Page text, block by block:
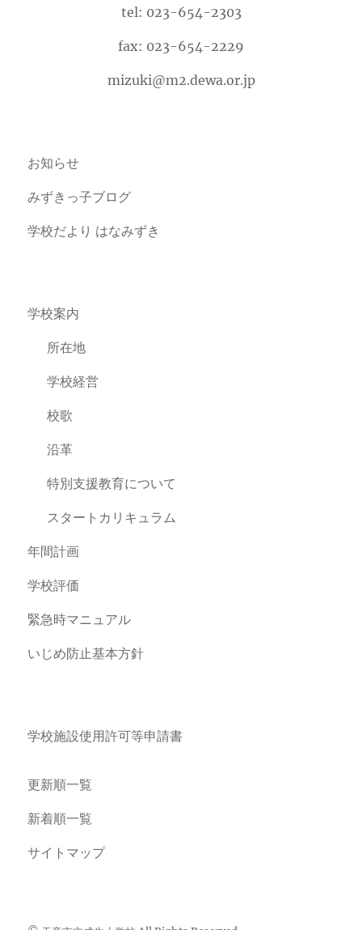
tel: 023-654-2303
fax: 023-654-2229
mizuki@m2.dewa.or.jp
お知らせ
みずきっ子ブログ
学校だより はなみずき
学校案内
所在地
学校経営
校歌
沿革
特別支援教育について
スタートカリキュラム
年間計画
学校評価
緊急時マニュアル
いじめ防止基本方針
学校施設使用許可等申請書
更新順一覧
新着順一覧
サイトマップ